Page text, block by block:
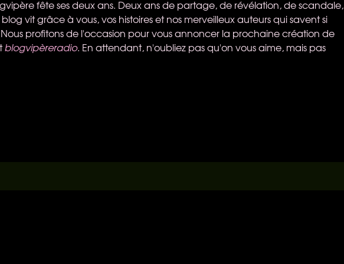
fête ses deux ans. Deux ans de partage, de révélation, de scandale,
vit grâce à vous, vos histoires et nos merveilleux auteurs qui savent si
profitons de l'occasion pour vous annoncer la prochaine création de
blogvipèreradio. En attendant, n'oubliez pas qu'on vous aime, mais pas